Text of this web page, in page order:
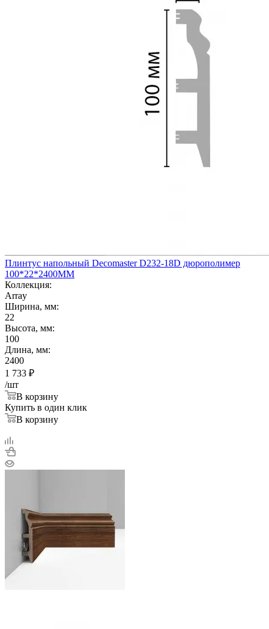
Плинтус напольный Decomaster D232-18D дюрополимер
100*22*2400ММ
Коллекция:
Array
Ширина, мм:
22
Высота, мм:
100
Длина, мм:
2400
1 733 ₽
/шт
В корзину
Купить в один клик
В корзину